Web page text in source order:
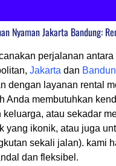
Nyaman Jakarta Bandung:
perjalanan antara
Jakarta dan
dengan layanan rental
Anda membutuhkan
keluarga, atau sekadar
yang ikonik, atau juga
sekali jalan). kami
dan fleksibel.